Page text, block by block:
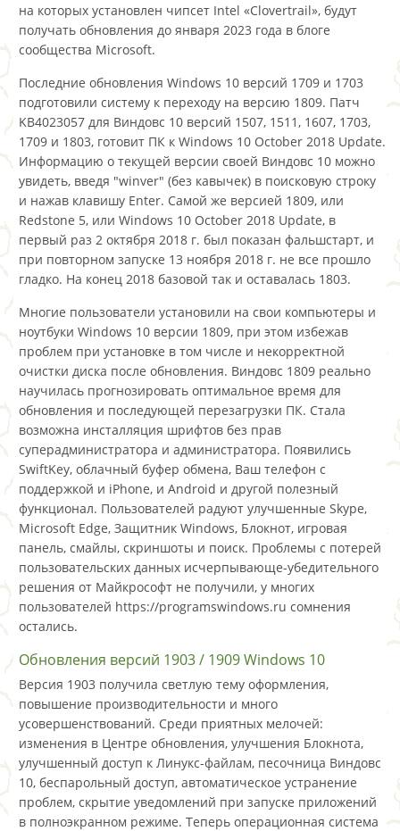
на которых установлен чипсет Intel «Clovertrail», будут
получать обновления до января 2023 года в блоге
сообщества Microsoft.
Последние обновления Windows 10 версий 1709 и 1703
подготовили систему к переходу на версию 1809. Патч
KB4023057 для Виндовс 10 версий 1507, 1511, 1607, 1703,
1709 и 1803, готовит ПК к Windows 10 October 2018 Update.
Информацию о текущей версии своей Виндовс 10 можно
увидеть, введя "winver" (без кавычек) в поисковую строку
и нажав клавишу Enter. Самой же версией 1809, или
Redstone 5, или Windows 10 October 2018 Update, в
первый раз 2 октября 2018 г. был показан фальшстарт, и
при повторном запуске 13 ноября 2018 г. не все прошло
гладко. На конец 2018 базовой так и оставалась 1803.
Многие пользователи установили на свои компьютеры и
ноутбуки Windows 10 версии 1809, при этом избежав
проблем при установке в том числе и некорректной
очистки диска после обновления. Виндовс 1809 реально
научилась прогнозировать оптимальное время для
обновления и последующей перезагрузки ПК. Стала
возможна инсталляция шрифтов без прав
суперадминистратора и администратора. Появились
SwiftKey, облачный буфер обмена, Ваш телефон с
поддержкой и iPhone, и Android и другой полезный
функционал. Пользователей радуют улучшенные Skype,
Microsoft Edge, Защитник Windows, Блокнот, игровая
панель, смайлы, скриншоты и поиск. Проблемы с потерей
пользовательских данных исчерпывающе-убедительного
решения от Майкрософт не получили, у многих
пользователей https://programswindows.ru сомнения
остались.
Обновления версий 1903 / 1909 Windows 10
Версия 1903 получила светлую тему оформления,
повышение производительности и много
усовершенствований. Среди приятных мелочей:
изменения в Центре обновления, улучшения Блокнота,
улучшенный доступ к Линукс-файлам, песочница Виндовс
10, беспарольный доступ, автоматическое устранение
проблем, скрытие уведомлений при запуске приложений
в полноэкранном режиме. Теперь операционная система